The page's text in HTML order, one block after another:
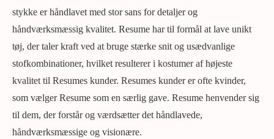
stykke er håndlavet med stor sans for detaljer og
håndværksmæssig kvalitet. Resume har til formål at lave unikt
tøj, der taler kraft ved at bruge stærke snit og usædvanlige
stofkombinationer, hvilket resulterer i kostumer af højeste
kvalitet til Resumes kunder. Resumes kunder er ofte kvinder,
som vælger Resume som en særlig gave. Resume henvender sig
til dem, der forstår og værdsætter det håndlavede,
håndværksmæssige og visionære.